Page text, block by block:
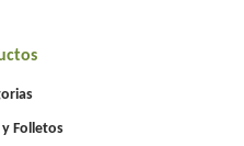
Folletos